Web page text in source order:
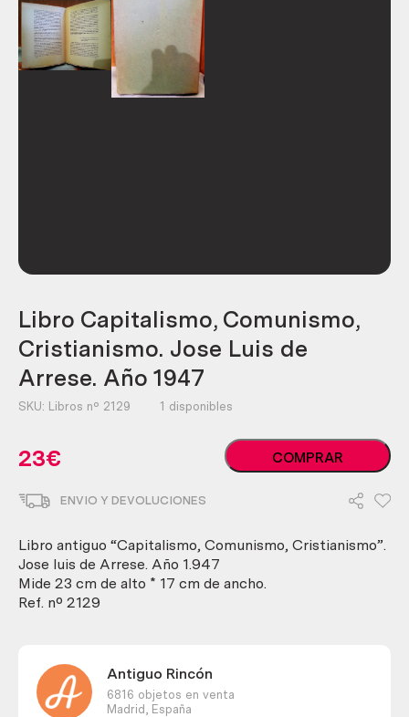
Libro Capitalismo, Comunismo,
Cristianismo. Jose Luis de
Arrese. Año 1947
SKU: Libros nº 2129 1 disponibles
23€
Libro
Capitalismo,
Luis
Arrese.
COMPRAR
ENVIO Y DEVOLUCIONES
Libro antiguo “Capitalismo, Comunismo, Cristianismo”.
Jose luis de Arrese. Año 1.947
Mide 23 cm de alto * 17 cm de ancho.
Ref. nº 2129
Antiguo Rincón
6816 objetos en venta
Madrid,
España